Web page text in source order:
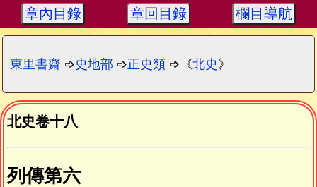
章內目錄 章回目錄 欄目導航
東里書齋 ➩史地部 ➩正史類 ➩《北史 》
北史卷十八
列傳第六